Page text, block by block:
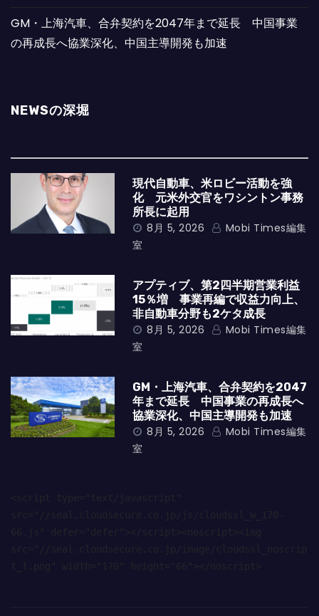
GM・上海汽車、合弁契約を2047年まで延長 中国事業
の再成長へ協業深化、中国主導開発も加速
NEWSの深堀
現代自動車、米ロビー活動を強
化 元米外交官をワシントン事務
所長に起用
8月 5, 2026
Mobi Times編集
室
アプティブ、第2四半期営業利益
15％増 事業再編で収益力向上、
非自動車分野も2ケタ成長
8月 5, 2026
Mobi Times編集
室
GM・上海汽車、合弁契約を2047
年まで延長 中国事業の再成長へ
協業深化、中国主導開発も加速
8月 5, 2026
Mobi Times編集
室